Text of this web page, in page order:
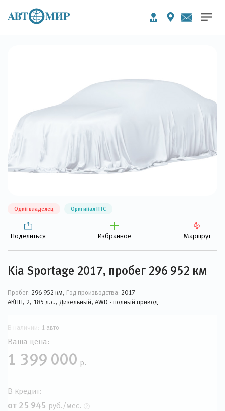
Один владелец Оригинал ПТС
Поделиться Избранное Маршрут
Kia Sportage 2017, пробег 296 952 км
Пробег: 296 952 км, Год производства: 2017
АКПП, 2, 185 л.с., Дизельный, AWD - полный привод
В наличии: 1 авто
Ваша цена:
1 399 000 р.
В кредит:
от 25 945 руб./мес.